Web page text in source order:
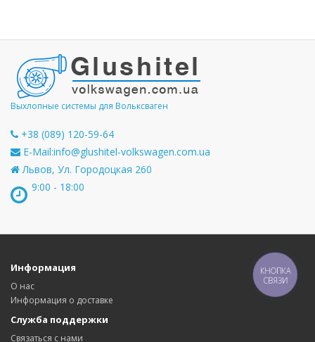
Выхлопные системы для Вольксваген
+38 (089) 120-59-64
E-Mail:info@glushitel-volkswagen.com.ua
Львов, Ул. Городоцкая 260
9:00 - 18:00
Информация
О нас
Информация о доставке
Служба поддержки
Связаться с нами
КНОПКА
СВЯЗИ